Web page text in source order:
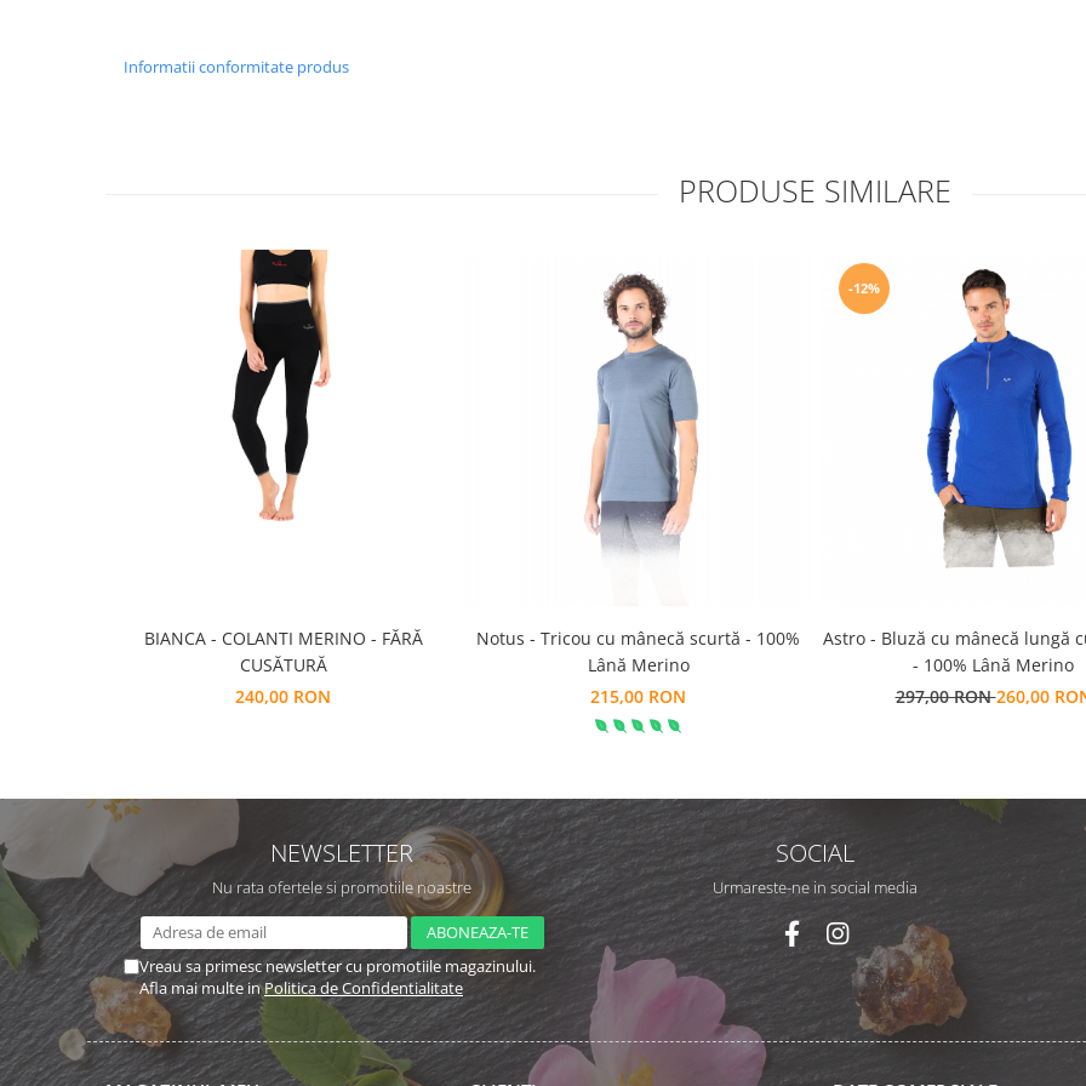
Informatii conformitate produs
PRODUSE SIMILARE
BIANCA - COLANTI MERINO - FĂRĂ
CUSĂTURĂ
240,00 RON
Notus - Tricou cu mânecă scurtă - 100%
Lână Merino
215,00 RON
-12%
Astro - Bluză cu mânecă lungă
- 100% Lână Merino
297,00 RON260,00
NEWSLETTER
Nu rata ofertele si promotiile noastre
Vreau sa primesc newsletter cu promotiile magazinului.
Afla mai multe inPolitica de Confidentialitate
SOCIAL
Urmareste-ne in social media